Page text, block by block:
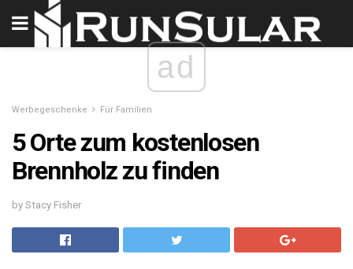
ad
Werbegeschenke Für Familien
5 Orte zum kostenlosen
Brennholz zu finden
by Stacy Fisher